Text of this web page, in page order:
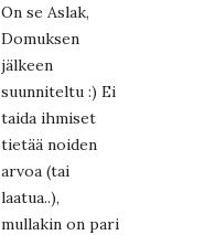
On se Aslak,
Domuksen
jälkeen
suunniteltu :) Ei
taida ihmiset
tietää noiden
arvoa (tai
laatua..),
mullakin on pari